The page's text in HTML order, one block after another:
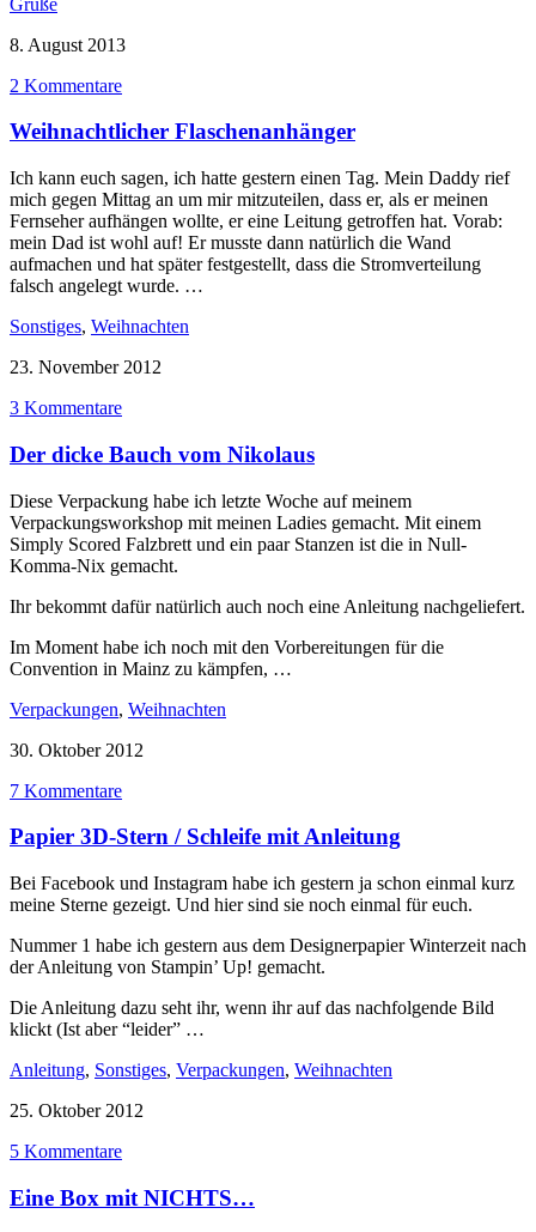
8. August 2013
2 Kommentare
Weihnachtlicher Flaschenanhänger
Ich kann euch sagen, ich hatte gestern einen Tag. Mein Daddy rief
mich gegen Mittag an um mir mitzuteilen, dass er, als er meinen
Fernseher aufhängen wollte, er eine Leitung getroffen hat. Vorab:
mein Dad ist wohl auf! Er musste dann natürlich die Wand
aufmachen und hat später festgestellt, dass die Stromverteilung
falsch angelegt wurde. …
Sonstiges, Weihnachten
23. November 2012
3 Kommentare
Der dicke Bauch vom Nikolaus
Diese Verpackung habe ich letzte Woche auf meinem
Verpackungsworkshop mit meinen Ladies gemacht. Mit einem
Simply Scored Falzbrett und ein paar Stanzen ist die in Null-
Komma-Nix gemacht.
Ihr bekommt dafür natürlich auch noch eine Anleitung nachgeliefert.
Im Moment habe ich noch mit den Vorbereitungen für die
Convention in Mainz zu kämpfen, …
Verpackungen, Weihnachten
30. Oktober 2012
7 Kommentare
Papier 3D-Stern / Schleife mit Anleitung
Bei Facebook und Instagram habe ich gestern ja schon einmal kurz
meine Sterne gezeigt. Und hier sind sie noch einmal für euch.
Nummer 1 habe ich gestern aus dem Designerpapier Winterzeit nach
der Anleitung von Stampin’ Up! gemacht.
Die Anleitung dazu seht ihr, wenn ihr auf das nachfolgende Bild
klickt (Ist aber “leider” …
Anleitung, Sonstiges, Verpackungen, Weihnachten
25. Oktober 2012
5 Kommentare
Eine Box mit NICHTS…